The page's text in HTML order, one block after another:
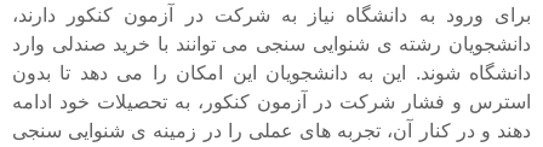
برای ورود به دانشگاه نیاز به شرکت در آزمون کنکور دارند،
دانشجویان رشته ی شنوایی سنجی می توانند با خرید صندلی وارد
دانشگاه شوند. این به دانشجویان این امکان را می دهد تا بدون
استرس و فشار شرکت در آزمون کنکور، به تحصیلات خود ادامه
دهند و در کنار آن، تجربه های عملی را در زمینه ی شنوایی سنجی